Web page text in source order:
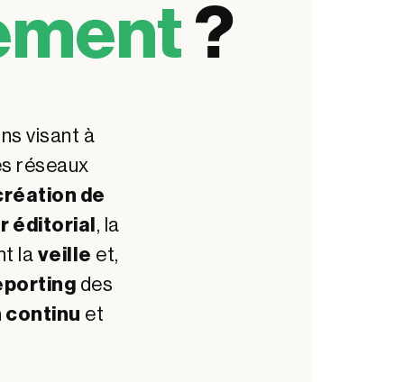
?
visant à
réseaux
de
éditorial , la
la veille et,
des
continu et